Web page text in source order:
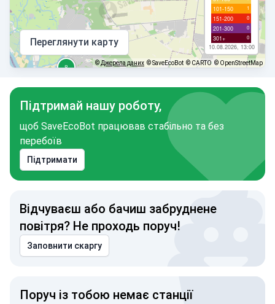
101-150 1
151-200 0
201-300 0
301+ 0
10.08.2026, 13:00
Переглянути карту
© Джерела даних © SaveEcoBot © CARTO © OpenStreetMap
Підтримай нашу роботу,
щоб SaveEcoBot працював стабільно та без
перебоїв
Підтримати
Відчуваєш або бачиш забруднене
повітря? Не проходь поруч!
Заповнити скаргу
Поруч із тобою немає станції